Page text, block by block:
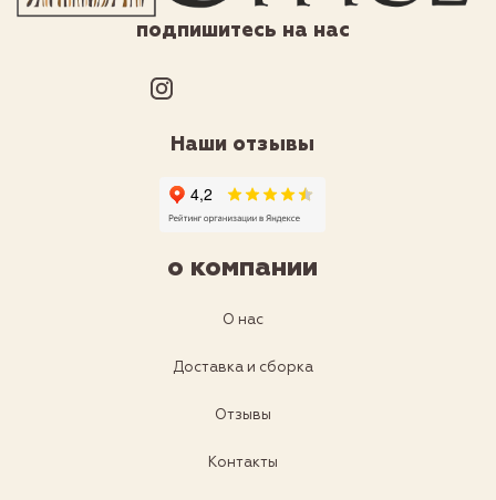
подпишитесь на нас
Наши отзывы
о компании
О нас
Доставка и сборка
Отзывы
Контакты